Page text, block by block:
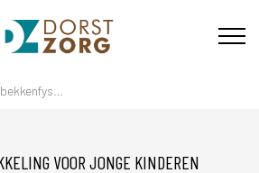
VOOR JONGE KINDEREN